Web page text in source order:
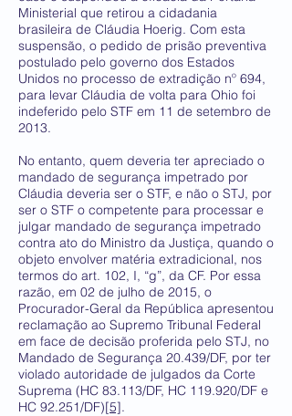
Ministerial que retirou a cidadania
brasileira de Cláudia Hoerig. Com esta
suspensão, o pedido de prisão preventiva
postulado pelo governo dos Estados
Unidos no processo de extradição nº 694,
para levar Cláudia de volta para Ohio foi
indeferido pelo STF em 11 de setembro de
2013.
No entanto, quem deveria ter apreciado o
mandado de segurança impetrado por
Cláudia deveria ser o STF, e não o STJ, por
ser o STF o competente para processar e
julgar mandado de segurança impetrado
contra ato do Ministro da Justiça, quando o
objeto envolver matéria extradicional, nos
termos do art. 102, I, “g”, da CF. Por essa
razão, em 02 de julho de 2015, o
Procurador-Geral da República apresentou
reclamação ao Supremo Tribunal Federal
em face de decisão proferida pelo STJ, no
Mandado de Segurança 20.439/DF, por ter
violado autoridade de julgados da Corte
Suprema (HC 83.113/DF, HC 119.920/DF e
HC 92.251/DF)[5].